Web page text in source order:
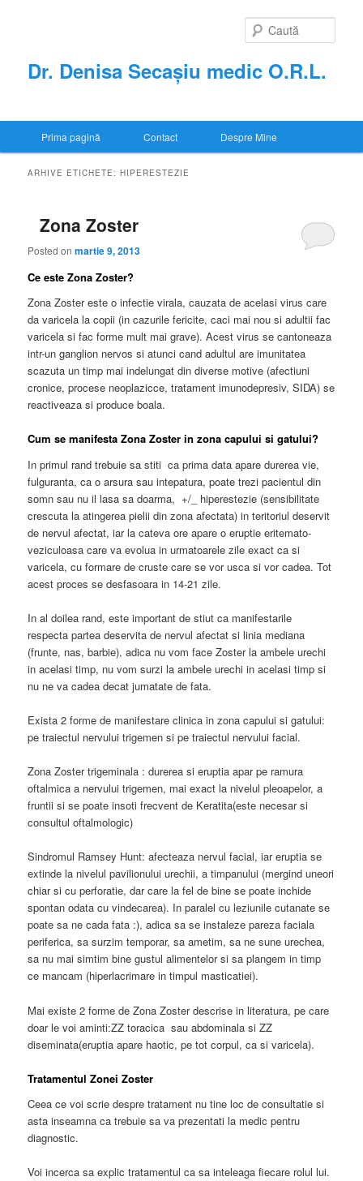
Dr. Denisa Secașiu medic O.R.L.
Prima pagină Contact Despre Mine
ARHIVE ETICHETE:HIPERESTEZIE
Zona Zoster
Posted onmartie 9, 2013
Ce este Zona Zoster?
Zona Zoster este o infectie virala, cauzata de acelasi virus care
da varicela la copii (in cazurile fericite, caci mai nou si adultii fac
varicela si fac forme mult mai grave). Acest virus se cantoneaza
intr-un ganglion nervos si atunci cand adultul are imunitatea
scazuta un timp mai indelungat din diverse motive (afectiuni
cronice, procese neoplazicce, tratament imunodepresiv, SIDA) se
reactiveaza si produce boala.
Cum se manifesta Zona Zoster in zona capului si gatului?
In primul rand trebuie sa stiti ca prima data apare durerea vie,
fulguranta, ca o arsura sau intepatura, poate trezi pacientul din
somn sau nu il lasa sa doarma, +/_ hiperestezie (sensibilitate
crescuta la atingerea pielii din zona afectata) in teritoriul deservit
de nervul afectat, iar la cateva ore apare o eruptie eritemato-
veziculoasa care va evolua in urmatoarele zile exact ca si
varicela, cu formare de cruste care se vor usca si vor cadea. Tot
acest proces se desfasoara in 14-21 zile.
In al doilea rand, este important de stiut ca manifestarile
respecta partea deservita de nervul afectat si linia mediana
(frunte, nas, barbie), adica nu vom face Zoster la ambele urechi
in acelasi timp, nu vom surzi la ambele urechi in acelasi timp si
nu ne va cadea decat jumatate de fata.
Exista 2 forme de manifestare clinica in zona capului si gatului:
pe traiectul nervului trigemen si pe traiectul nervului facial.
Zona Zoster trigeminala : durerea si eruptia apar pe ramura
oftalmica a nervului trigemen, mai exact la nivelul pleoapelor, a
fruntii si se poate insoti frecvent de Keratita(este necesar si
consultul oftalmologic)
Sindromul Ramsey Hunt: afecteaza nervul facial, iar eruptia se
extinde la nivelul pavilionului urechii, a timpanului (mergind uneori
chiar si cu perforatie, dar care la fel de bine se poate inchide
spontan odata cu vindecarea). In paralel cu leziunile cutanate se
poate sa ne cada fata :), adica sa se instaleze pareza faciala
periferica, sa surzim temporar, sa ametim, sa ne sune urechea,
sa nu mai simtim bine gustul alimentelor si sa plangem in timp
ce mancam (hiperlacrimare in timpul masticatiei).
Mai existe 2 forme de Zona Zoster descrise in literatura, pe care
doar le voi aminti:ZZ toracica sau abdominala si ZZ
diseminata(eruptia apare haotic, pe tot corpul, ca si varicela).
Tratamentul Zonei Zoster
Ceea ce voi scrie despre tratament nu tine loc de consultatie si
asta inseamna ca trebuie sa va prezentati la medic pentru
diagnostic.
Voi incerca sa explic tratamentul ca sa inteleaga fiecare rolul lui.